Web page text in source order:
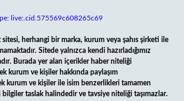
live:.cid.575569c608265c69
sitesi, herhangi bir marka, kurum veya şahıs şirketi ile
Sitede yalnızca kendi hazırladığımız
Burada yer alan içerikler haber niteliği
kurum ve kişiler hakkında paylaşım
kurum ve kişiler ile isim benzerlikleri tamamen
taslak halindedir ve tavsiye niteliği taşımazlar.